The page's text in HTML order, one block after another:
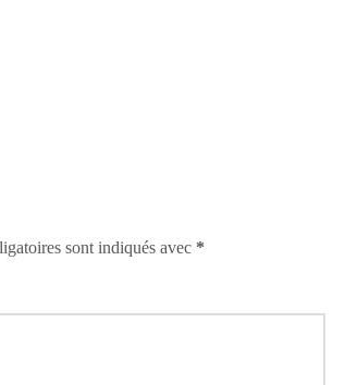
sont indiqués avec *